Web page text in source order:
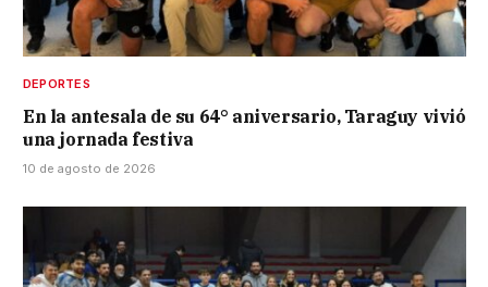
DEPORTES
En la antesala de su 64° aniversario, Taraguy vivió
una jornada festiva
10 de agosto de 2026